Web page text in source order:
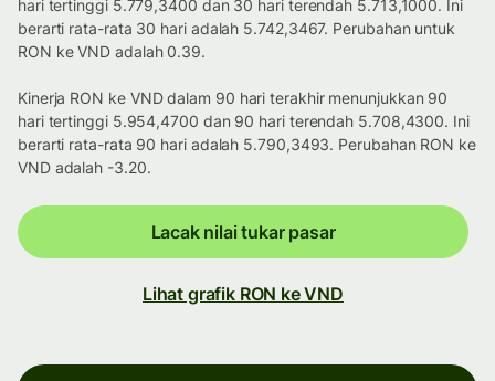
hari tertinggi 5.779,3400 dan 30 hari terendah 5.713,1000. Ini
berarti rata-rata 30 hari adalah 5.742,3467. Perubahan untuk
RON ke VND adalah 0.39.
Kinerja RON ke VND dalam 90 hari terakhir menunjukkan 90
hari tertinggi 5.954,4700 dan 90 hari terendah 5.708,4300. Ini
berarti rata-rata 90 hari adalah 5.790,3493. Perubahan RON ke
VND adalah -3.20.
Lacak nilai tukar pasar
Lihat grafik RON ke VND